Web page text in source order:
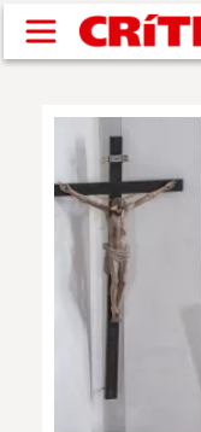
Pasar al contenido
NACIONAL
POLÍTICA